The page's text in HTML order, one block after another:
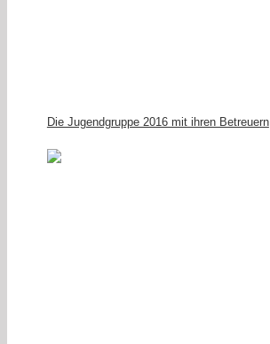
Die Jugendgruppe 2016 mit ihren Betreuern